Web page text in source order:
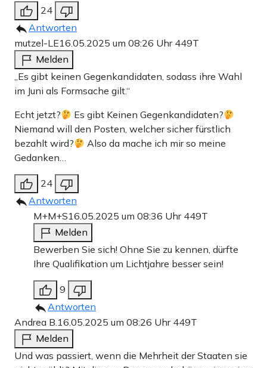
24
Antworten
mutzel-LE16.05.2025 um 08:26 Uhr 449T
Melden
„Es gibt keinen Gegenkandidaten, sodass ihre Wahl
im Juni als Formsache gilt.“
Echt jetzt?
Es gibt Keinen Gegenkandidaten?
Niemand will den Posten, welcher sicher fürstlich
bezahlt wird?
Also da mache ich mir so meine
Gedanken…
24
Antworten
M+M+S16.05.2025 um 08:36 Uhr 449T
Melden
Bewerben Sie sich! Ohne Sie zu kennen, dürfte
Ihre Qualifikation um Lichtjahre besser sein!
9
Antworten
Andrea B.16.05.2025 um 08:26 Uhr 449T
Melden
Und was passiert, wenn die Mehrheit der Staaten sie